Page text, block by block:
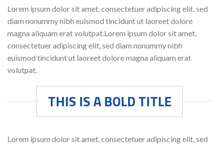
Lorem ipsum dolor sit amet, consectetuer adipiscing elit, sed
diam nonummy nibh euismod tincidunt ut laoreet dolore
magna aliquam erat volutpat.Lorem ipsum dolor sit amet,
consectetuer adipiscing elit, sed diam nonummy nibh
euismod tincidunt ut laoreet dolore magna aliquam erat
volutpat.
THIS IS A BOLD TITLE
Lorem ipsum dolor sit amet, consectetuer adipiscing elit, sed